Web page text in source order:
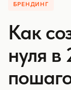
БРЕНДИНГ
Как
нуля в